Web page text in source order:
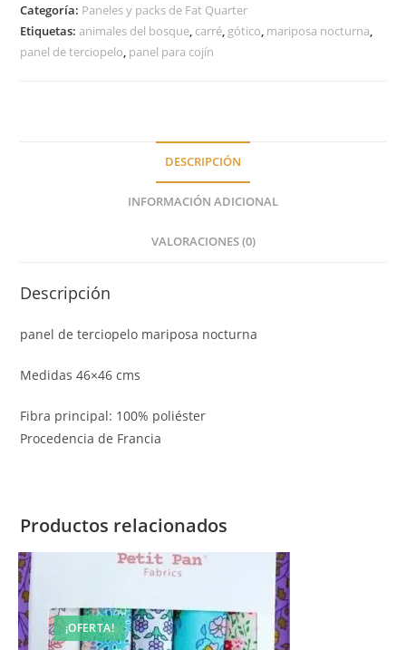
Categoría: Paneles y packs de Fat Quarter
Etiquetas:animales del bosque, carré, gótico, mariposa nocturna,
panel de terciopelo, panel para cojín
DESCRIPCIÓN
INFORMACIÓN ADICIONAL
VALORACIONES (0)
Descripción
panel de terciopelo mariposa nocturna
Medidas 46×46 cms
Fibra principal: 100% poliéster
Procedencia de Francia
Productos relacionados
¡OFERTA!